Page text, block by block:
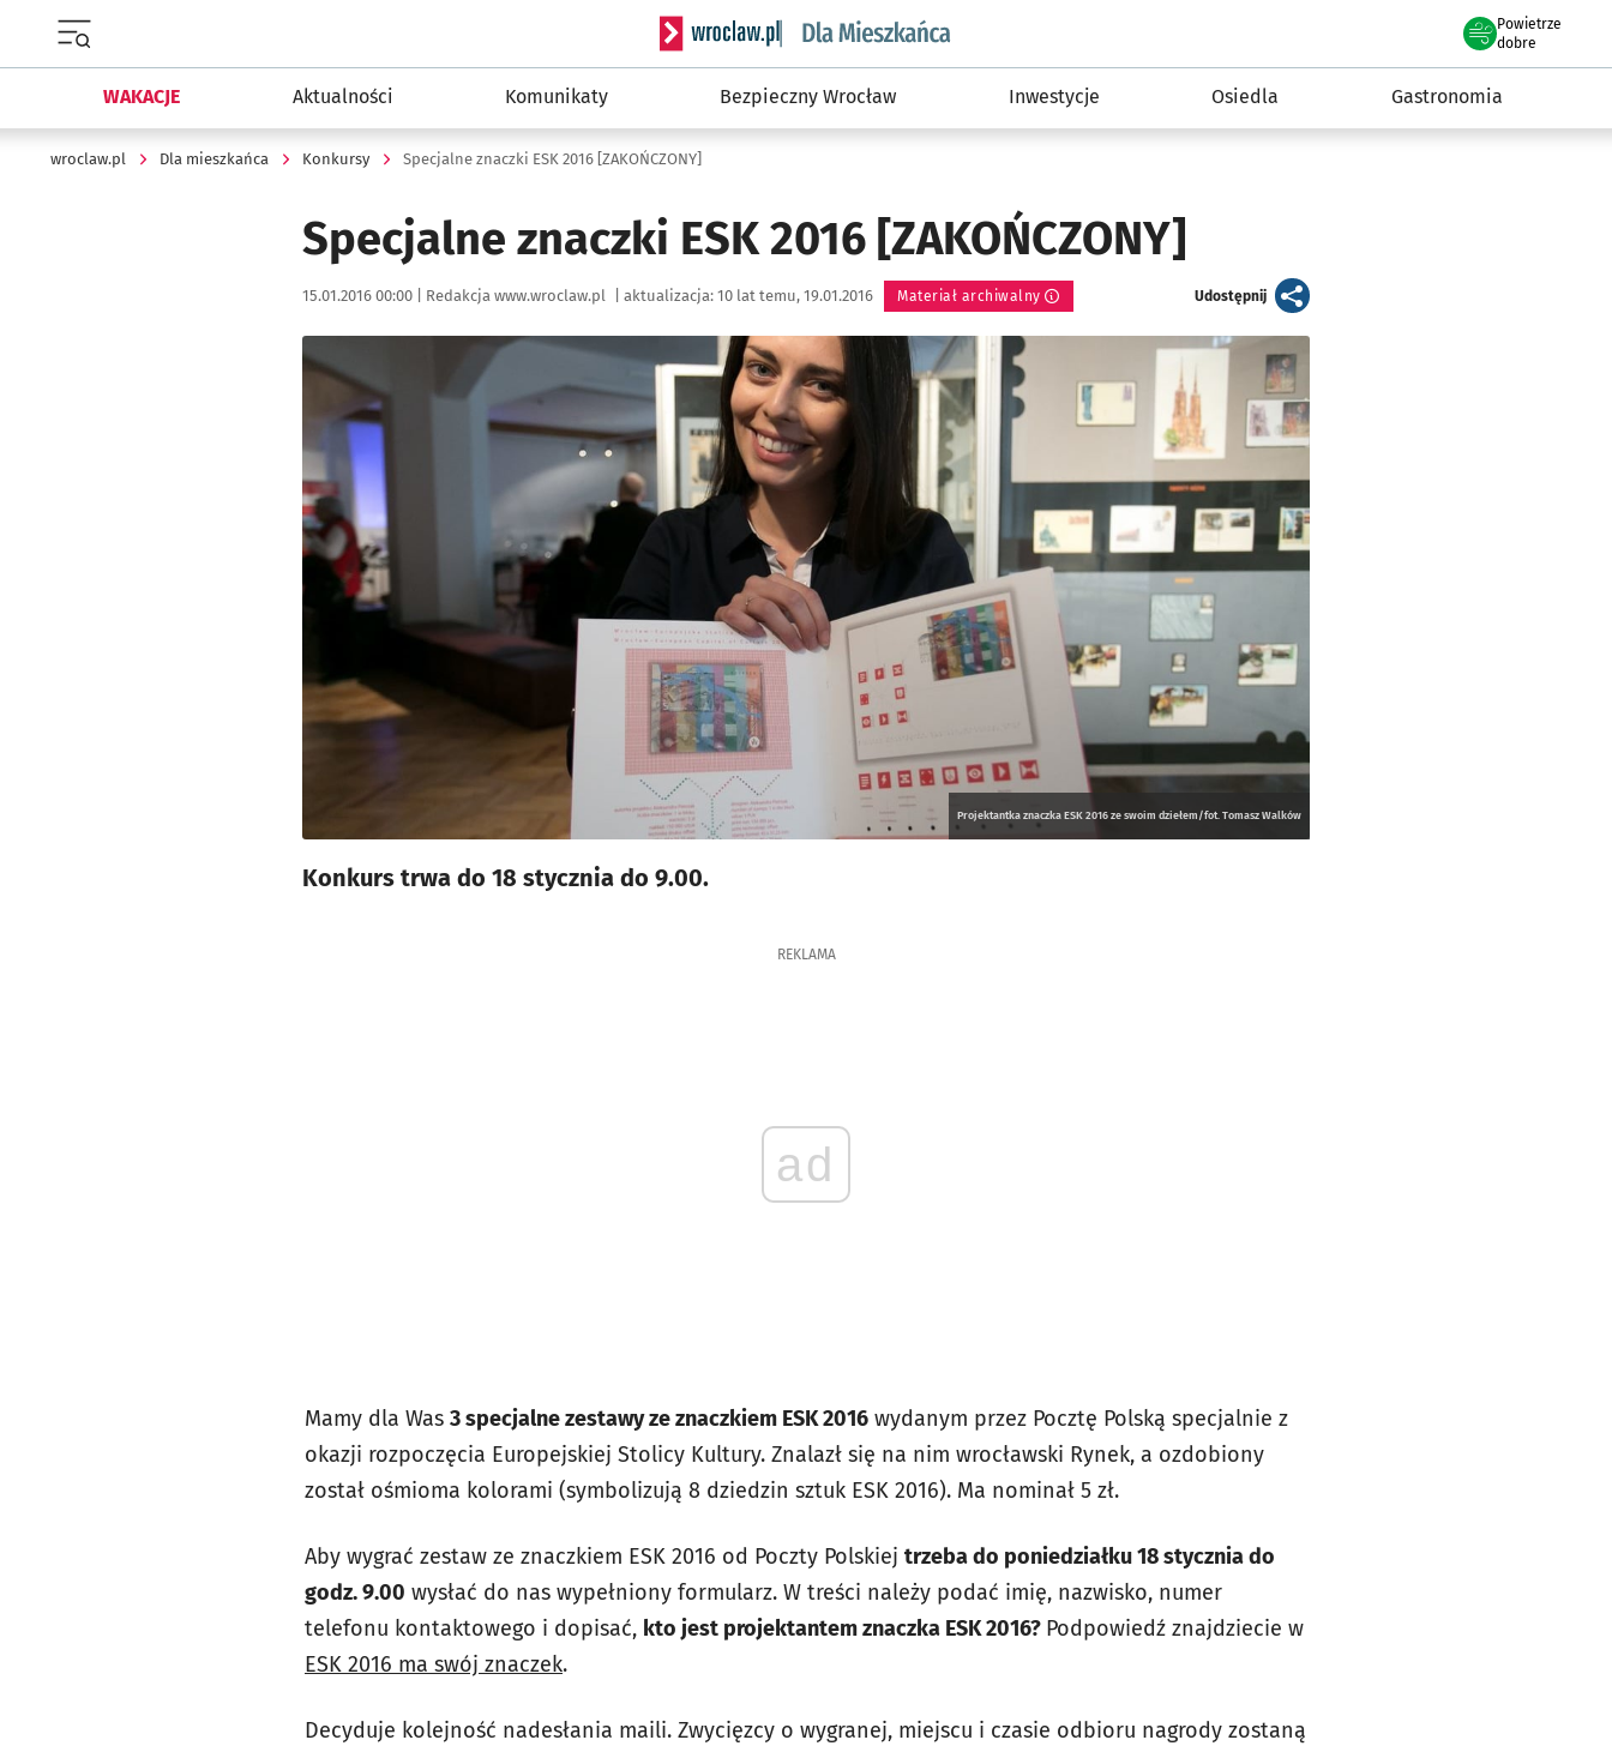
Serwis informacyjny wroclaw.pl podserwis: Dla mieszkańca
Powietrze
we Wrocławiu
dobre
WAKACJE Aktualności Komunikaty Bezpieczny Wrocław Inwestycje Osiedla Gastronomia
wroclaw.pl Dla mieszkańca Konkursy Specjalne znaczki ESK 2016 [ZAKOŃCZONY]
Specjalne znaczki ESK 2016 [ZAKOŃCZONY]
Data publikacji:
15.01.2016 00:00 | Autor:
Redakcja www.wroclaw.pl aktualizacja: 10 lat temu, 19.01.2016 Materiał archiwalny Udostępnijartykuł
Kliknij, aby powiększyć
Projektantka znaczka ESK 2016 ze swoim dziełem/fot. Tomasz Walków
Konkurs trwa do 18 stycznia do 9.00.
REKLAMA
ad
Mamy dla Was 3 specjalne zestawy ze znaczkiem ESK 2016 wydanym przez Pocztę Polską specjalnie z
okazji rozpoczęcia Europejskiej Stolicy Kultury. Znalazł się na nim wrocławski Rynek, a ozdobiony
został ośmioma kolorami (symbolizują 8 dziedzin sztuk ESK 2016). Ma nominał 5 zł.
Aby wygrać zestaw ze znaczkiem ESK 2016 od Poczty Polskiej trzeba do poniedziałku 18 stycznia do
godz. 9.00 wysłać do nas wypełniony formularz. W treści należy podać imię, nazwisko, numer
telefonu kontaktowego i dopisać, kto jest projektantem znaczka ESK 2016? Podpowiedź znajdziecie w
ESK 2016 ma swój znaczek.
Decyduje kolejność nadesłania maili. Zwycięzcy o wygranej, miejscu i czasie odbioru nagrody zostaną